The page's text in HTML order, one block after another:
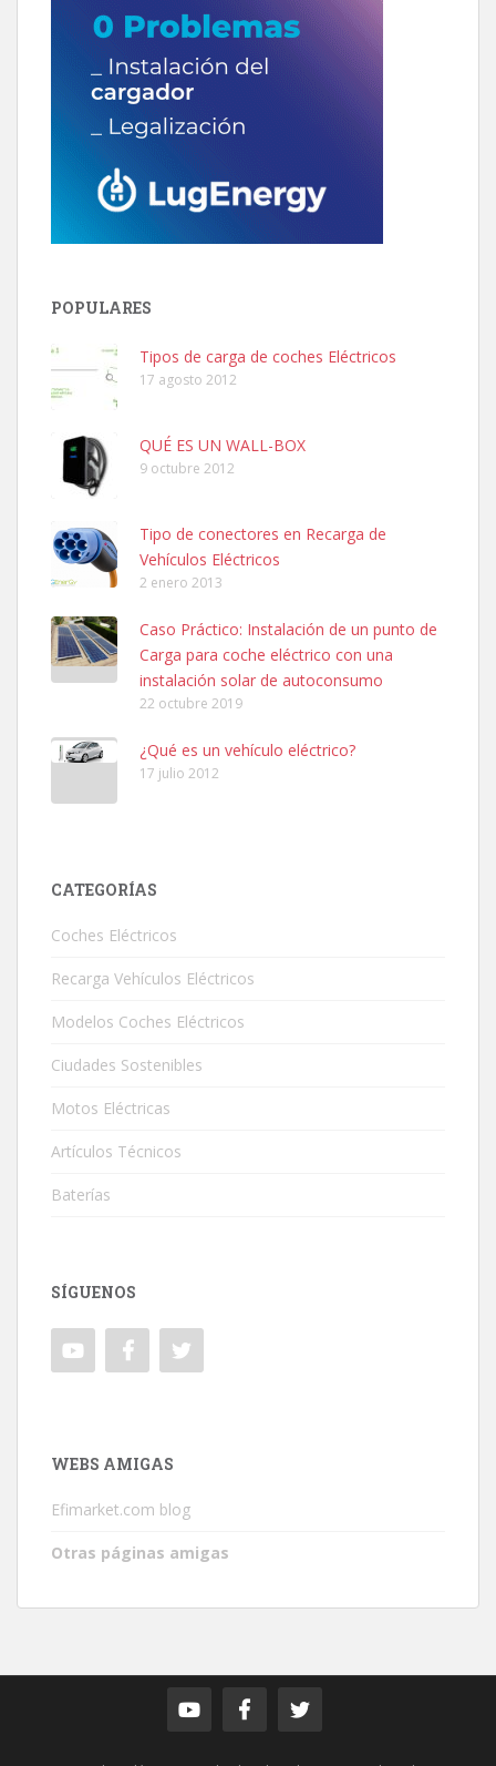
POPULARES
Tipos de carga de coches Eléctricos
17 agosto 2012
QUÉ ES UN WALL-BOX
9 octubre 2012
Tipo de conectores en Recarga de
Vehículos Eléctricos
2 enero 2013
Caso Práctico: Instalación de un punto de
Carga para coche eléctrico con una
instalación solar de autoconsumo
22 octubre 2019
¿Qué es un vehículo eléctrico?
17 julio 2012
CATEGORÍAS
Coches Eléctricos
Recarga Vehículos Eléctricos
Modelos Coches Eléctricos
Ciudades Sostenibles
Motos Eléctricas
Artículos Técnicos
Baterías
SÍGUENOS
WEBS AMIGAS
Efimarket.com blog
Otras páginas amigas